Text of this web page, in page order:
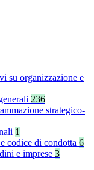
su organizzazione e
236
strategico-
1
codice di condotta 6
e imprese 3